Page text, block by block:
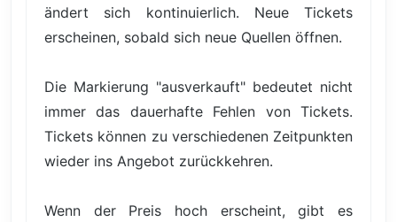
ändert sich kontinuierlich. Neue Tickets
erscheinen, sobald sich neue Quellen öffnen.
Die Markierung "ausverkauft" bedeutet nicht
immer das dauerhafte Fehlen von Tickets.
Tickets können zu verschiedenen Zeitpunkten
wieder ins Angebot zurückkehren.
Wenn der Preis hoch erscheint, gibt es